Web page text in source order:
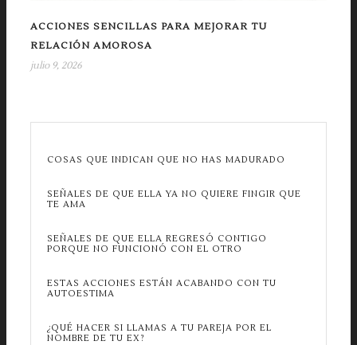
ACCIONES SENCILLAS PARA MEJORAR TU
RELACIÓN AMOROSA
julio 9, 2026
COSAS QUE INDICAN QUE NO HAS MADURADO
SEÑALES DE QUE ELLA YA NO QUIERE FINGIR QUE
TE AMA
SEÑALES DE QUE ELLA REGRESÓ CONTIGO
PORQUE NO FUNCIONÓ CON EL OTRO
ESTAS ACCIONES ESTÁN ACABANDO CON TU
AUTOESTIMA
¿QUÉ HACER SI LLAMAS A TU PAREJA POR EL
NOMBRE DE TU EX?